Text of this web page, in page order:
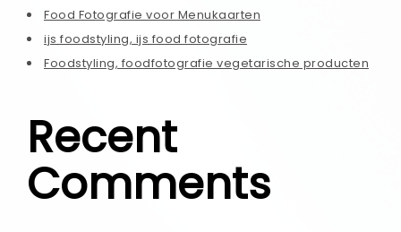
Food Fotografie voor Menukaarten
ijs foodstyling, ijs food fotografie
Foodstyling, foodfotografie vegetarische producten
Recent
Comments